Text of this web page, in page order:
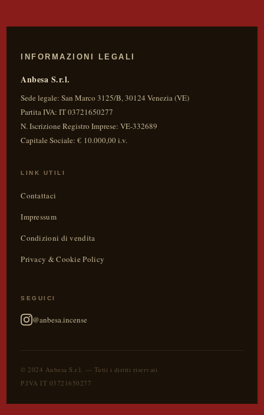
INFORMAZIONI LEGALI
Anbesa S.r.l.
Sede legale:San Marco 3125/B,30124 Venezia(VE)
Partita IVA:IT 03721650277
N. Iscrizione Registro Imprese: VE-332689
Capitale Sociale: € 10.000,00 i.v.
LINK UTILI
Contattaci
Impressum
Condizioni di vendita
Privacy & Cookie Policy
SEGUICI
@anbesa.incense
© 2024 Anbesa S.r.l. — Tutti i diritti riservati
P.IVA IT 03721650277